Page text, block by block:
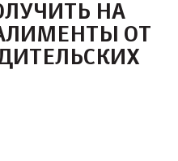
НА
ОТ